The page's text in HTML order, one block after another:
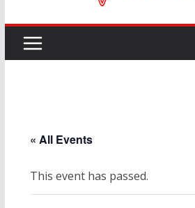
Pererat Silaturahmi, Pengurus
Audiensi dan Siap Bersinergi
« All Events
This event has passed.